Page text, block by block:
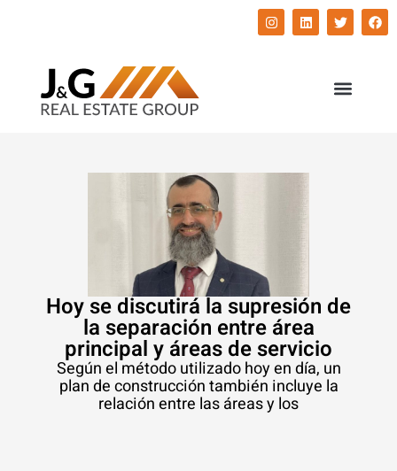
Hoy se discutirá la supresión de
la separación entre área
principal y áreas de servicio
Según el método utilizado hoy en día, un
plan de construcción también incluye la
relación entre las áreas y los